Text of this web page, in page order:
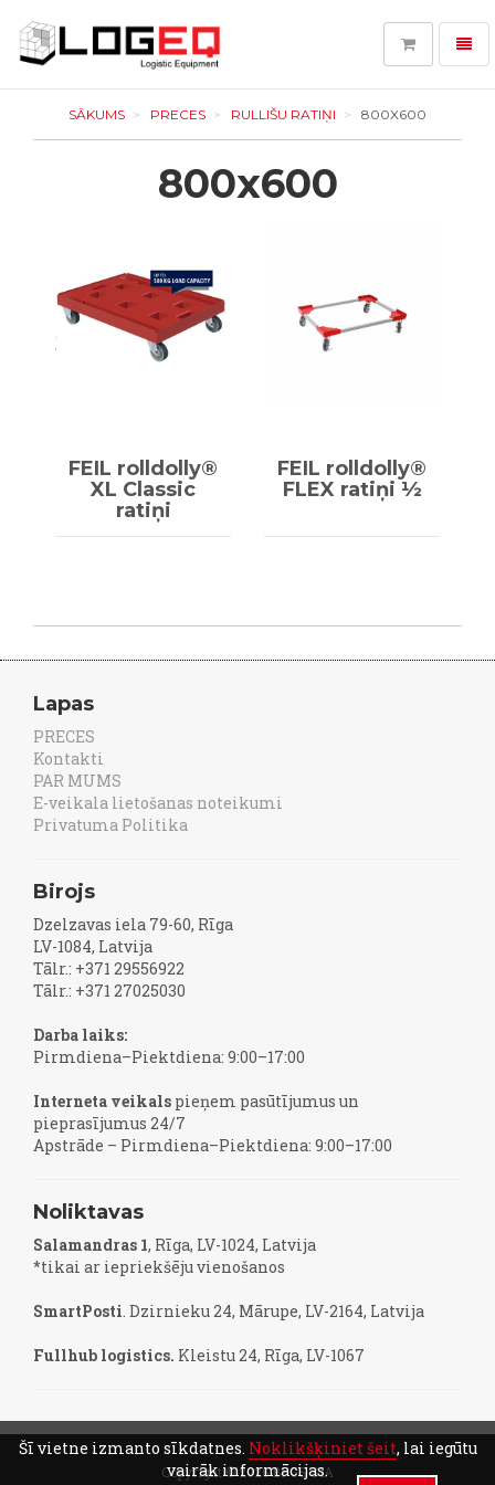
LOGEQ
Šī vietne izmanto sīkdatnes. Noklikšķiniet šeit, lai iegūtu
vairāk informācijas.
SĀKUMS PRECES RULLIŠU RATIŅI 800X600
800x600
FEIL rolldolly®
XL Classic
ratiņi
FEIL rolldolly®
FLEX ratiņi ½
Lapas
PRECES
Kontakti
PAR MUMS
E-veikala lietošanas noteikumi
Privatuma Politika
Birojs
Dzelzavas iela 79-60, Rīga
LV-1084, Latvija
Tālr.: +371 29556922
Tālr.: +371 27025030
Darba laiks:
Pirmdiena–Piektdiena: 9:00–17:00
Interneta veikals pieņem pasūtījumus un
pieprasījumus 24/7
Apstrāde – Pirmdiena–Piektdiena: 9:00–17:00
Noliktavas
Salamandras 1, Rīga, LV-1024, Latvija
*tikai ar iepriekšēju vienošanos
SmartPosti. Dzirnieku 24, Mārupe, LV-2164, Latvija
Fullhub logistics. Kleistu 24, Rīga, LV-1067
Copyright © 2026 BFGS SIA